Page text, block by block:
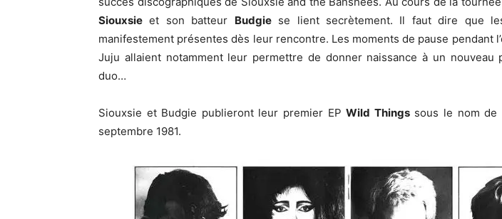
Siouxsie et son batteur Budgiese lient secrètement. Il faut dire que
manifestement présentes dès leur rencontre. Les moments de pause pendant
Juju allaient notamment leur permettre de donner naissance à un nouveau
duo…
Siouxsie et Budgie publieront leur premier EPWild Thingssous le nom de
septembre 1981.